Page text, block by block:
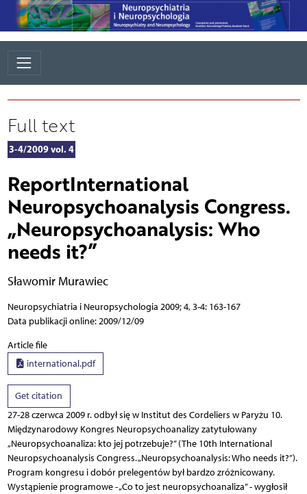
Full text
3-4/2009 vol. 4
ReportInternational
Neuropsychoanalysis Congress.
„Neuropsychoanalysis: Who
needs it?”
Sławomir Murawiec
Neuropsychiatria i Neuropsychologia 2009; 4, 3-4: 163-167
Data publikacji online: 2009/12/09
Article file
international.pdf
Get citation
27-28 czerwca 2009 r. odbył się w Institut des Cordeliers w Paryżu 10.
Międzynarodowy Kongres Neuropsychoanalizy zatytułowany
„Neuropsychoanaliza: kto jej potrzebuje?” (The 10th International
Neuropsychoanalysis Congress. „Neuropsychoanalysis: Who needs it?”).
Program kongresu i dobór prelegentów był bardzo zróżnicowany.
Wystąpienie programowe - „Co to jest neuropsychoanaliza” - wygłosił